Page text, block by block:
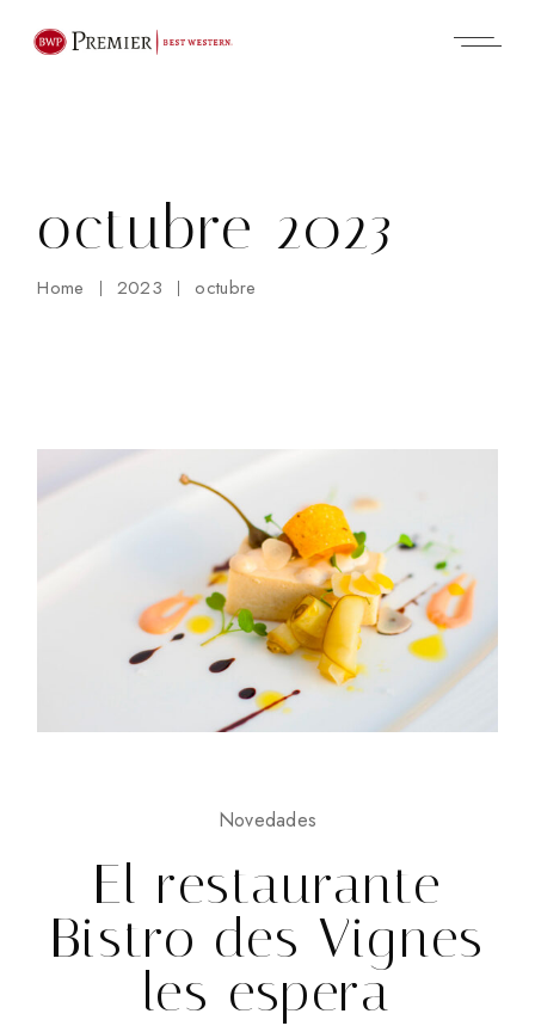
octubre 2023
Home 2023 octubre
Novedades
El restaurante
Bistro des Vignes
les espera